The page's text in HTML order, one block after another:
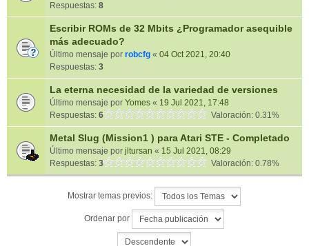
Respuestas: 8
Escribir ROMs de 32 Mbits ¿Programador asequible
más adecuado?
Último mensaje por robcfg « 04 Oct 2021, 20:40
Respuestas: 3
La eterna necesidad de la variedad de versiones
Último mensaje por Yomes « 19 Jul 2021, 17:48
Respuestas: 6 Valoración: 0.31%
Metal Slug (Mission1 ) para Atari STE - Completado
Último mensaje por jltursan « 15 Jul 2021, 08:29
Respuestas: 3 Valoración: 0.78%
Mostrar temas previos:
Ordenar por